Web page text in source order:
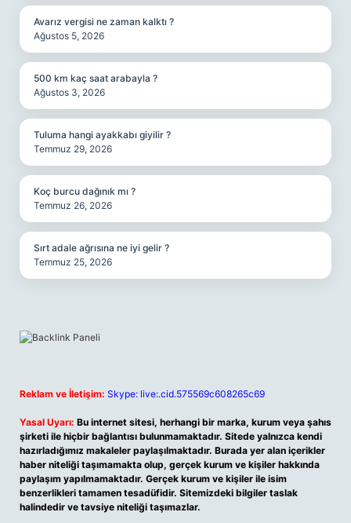
Avarız vergisi ne zaman kalktı ?
Ağustos 5, 2026
500 km kaç saat arabayla ?
Ağustos 3, 2026
Tuluma hangi ayakkabı giyilir ?
Temmuz 29, 2026
Koç burcu dağınık mı ?
Temmuz 26, 2026
Sırt adale ağrısına ne iyi gelir ?
Temmuz 25, 2026
Reklam ve İletişim: Skype: live:.cid.575569c608265c69
Yasal Uyarı: Bu internet sitesi, herhangi bir marka, kurum veya şahıs
şirketi ile hiçbir bağlantısı bulunmamaktadır. Sitede yalnızca kendi
hazırladığımız makaleler paylaşılmaktadır. Burada yer alan içerikler
haber niteliği taşımamakta olup, gerçek kurum ve kişiler hakkında
paylaşım yapılmamaktadır. Gerçek kurum ve kişiler ile isim
benzerlikleri tamamen tesadüfidir. Sitemizdeki bilgiler taslak
halindedir ve tavsiye niteliği taşımazlar.